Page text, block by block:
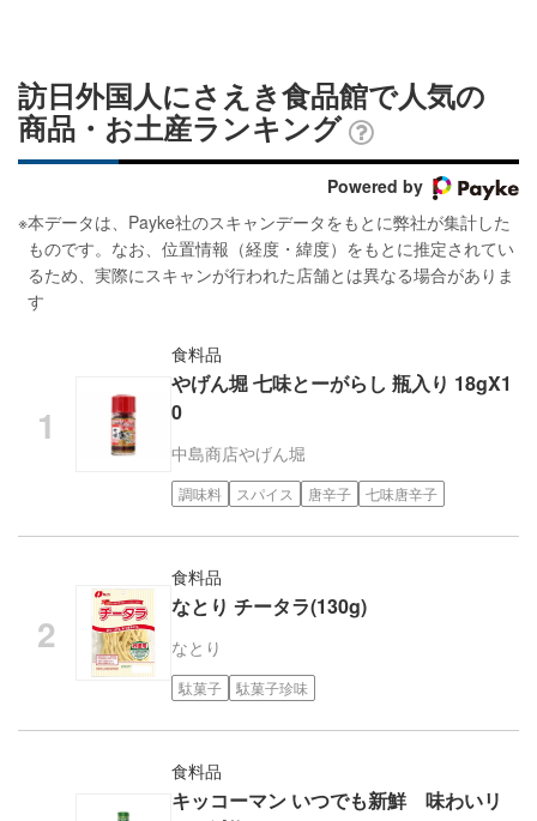
訪日外国人にさえき食品館で人気の
商品・お土産ランキング
Powered by
※本データは、Payke社のスキャンデータをもとに弊社が集計した
ものです。なお、位置情報（経度・緯度）をもとに推定されてい
るため、実際にスキャンが行われた店舗とは異なる場合がありま
す
食料品
やげん堀 七味とーがらし 瓶入り 18gX1
0
中島商店やげん堀
調味料 スパイス 唐辛子 七味唐辛子
食料品
なとり チータラ(130g)
なとり
駄菓子 駄菓子珍味
食料品
キッコーマン いつでも新鮮 味わいリ